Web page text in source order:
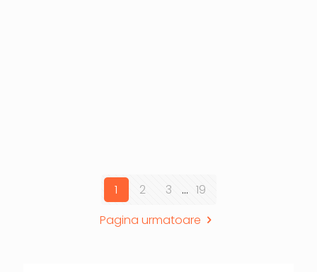
1 2 3 ... 19
Pagina urmatoare